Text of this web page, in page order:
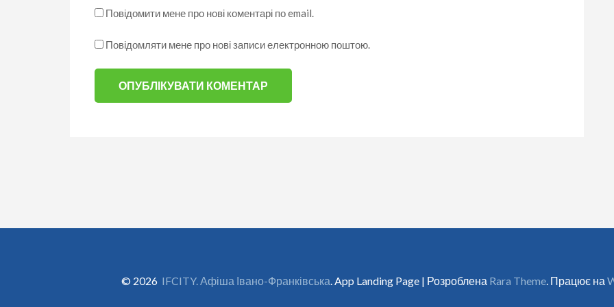
Повідомити мене про нові коментарі по email.
Повідомляти мене про нові записи електронною поштою.
© 2026 IFCITY. Афіша Івано-Франківська. App Landing Page | Розроблена Rara Theme. Працює на